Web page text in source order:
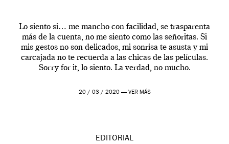
Lo siento si… me mancho con facilidad, se trasparenta
más de la cuenta, no me siento como las señoritas. Si
mis gestos no son delicados, mi sonrisa te asusta y mi
carcajada no te recuerda a las chicas de las películas.
Sorry for it, lo siento. La verdad, no mucho.
20 / 03 / 2020 — VER MÁS
EDITORIAL